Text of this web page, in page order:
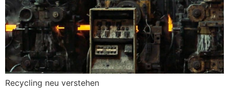
Recycling neu verstehen